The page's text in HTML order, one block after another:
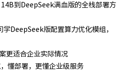
DeepSeek版配置算力优化模组，
更适合企业实际情况
懂部署，更懂企业级服务